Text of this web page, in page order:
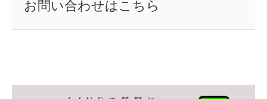
お問い合わせはこちら